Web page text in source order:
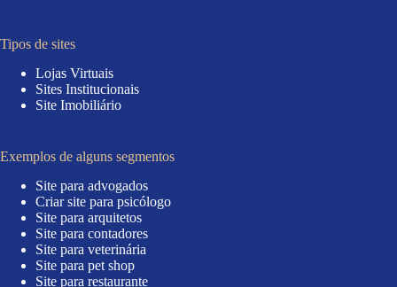
Tipos de sites
Lojas Virtuais
Sites Institucionais
Site Imobiliário
Exemplos de alguns segmentos
Site para advogados
Criar site para psicólogo
Site para arquitetos
Site para contadores
Site para veterinária
Site para pet shop
Site para restaurante